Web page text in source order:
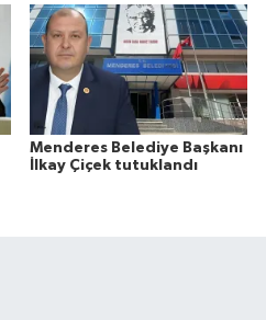
Menderes Belediye Başkanı
İlkay Çiçek tutuklandı